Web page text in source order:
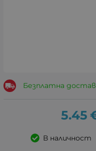
Безплатна
5.45
В наличност